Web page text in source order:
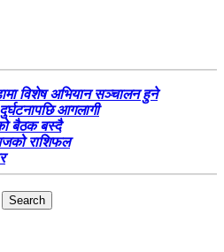
विशेष अभियान सञ्चालन हुने
आगलागी
बैठक बस्दै
राशिफल